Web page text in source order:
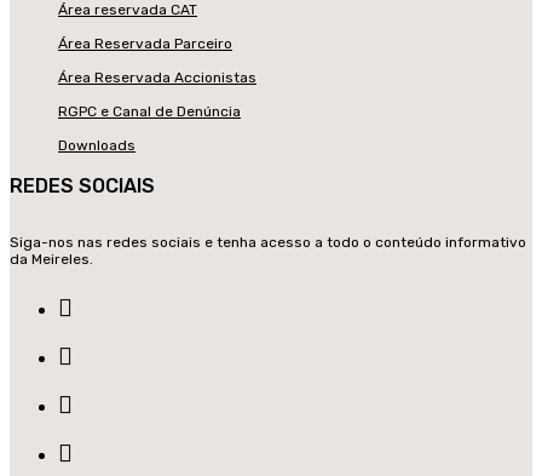
Área reservada CAT
Área Reservada Parceiro
Área Reservada Accionistas
RGPC e Canal de Denúncia
Downloads
REDES SOCIAIS
Siga-nos nas redes sociais e tenha acesso a todo o conteúdo informativo
da Meireles.